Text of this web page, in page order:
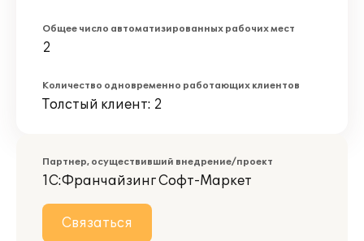
Общее число автоматизированных рабочих мест
2
Количество одновременно работающих клиентов
Толстый клиент: 2
Партнер, осуществивший внедрение/проект
1С:Франчайзинг Софт-Маркет
Связаться